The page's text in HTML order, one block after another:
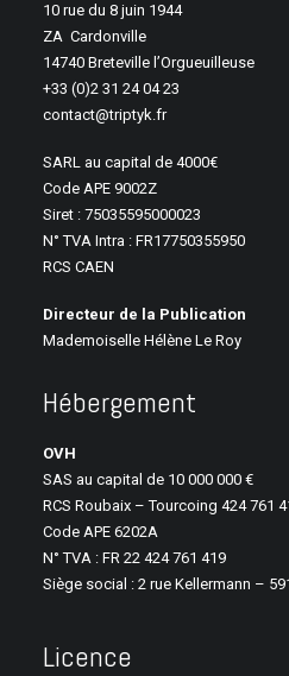
10 rue du 8 juin 1944
ZA Cardonville
14740 Breteville l’Orgueuilleuse
+33 (0)2 31 24 04 23
contact@triptyk.fr
SARL au capital de 4000€
Code APE 9002Z
Siret : 75035595000023
N° TVA Intra : FR17750355950
RCS CAEN
Directeur de la Publication
Mademoiselle Hélène Le Roy
Hébergement
OVH
SAS au capital de 10 000 000 €
RCS Roubaix – Tourcoing 424 761
Code APE 6202A
N° TVA : FR 22 424 761 419
Siège social : 2 rue Kellermann –
Licence